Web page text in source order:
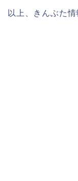
以上、きんぶた